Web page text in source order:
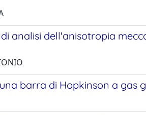
analisi dell'anisotropia
barra di Hopkinson a gas